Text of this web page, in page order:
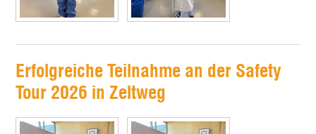
Erfolgreiche Teilnahme an der Safety
Tour 2026 in Zeltweg